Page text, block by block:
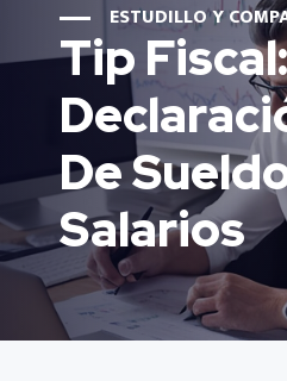
ESTUDILLO Y
Tip Fiscal:
De
Salarios